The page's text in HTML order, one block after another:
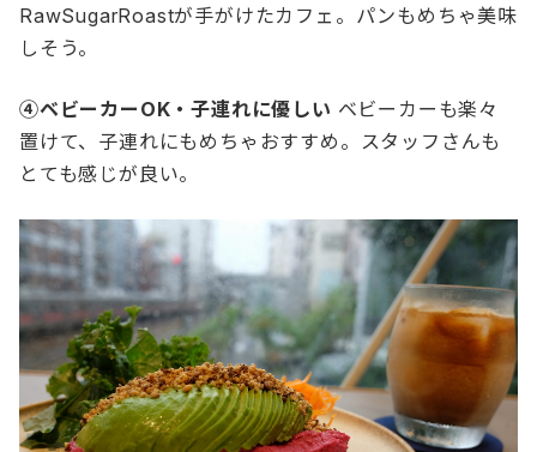
RawSugarRoastが手がけたカフェ。パンもめちゃ美味
しそう。
④ベビーカーOK・子連れに優しい ベビーカーも楽々
置けて、子連れにもめちゃおすすめ。スタッフさんも
とても感じが良い。